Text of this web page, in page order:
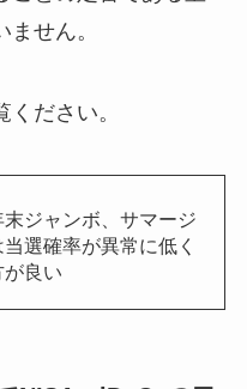
せん。
ださい。
ジャンボ、サマージ
選確率が異常に低く
良い